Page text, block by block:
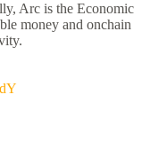
Arc is the Economic
money and onchain